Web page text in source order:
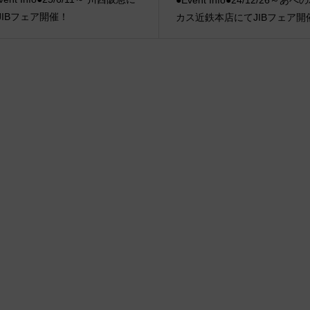
フェア開催！
カス近鉄本店にてJIBフェア開